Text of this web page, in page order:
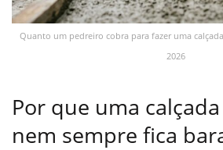
Quanto um pedreiro cobra para fazer uma
2026
Por que uma
nem sempre fica